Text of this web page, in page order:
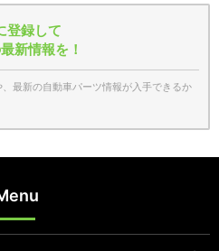
登録して
新情報を！
最新の自動車パーツ情報が入手できるか